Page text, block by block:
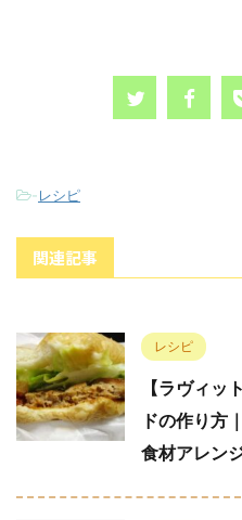
-レシピ
関連記事
レシピ
【ラヴィッ
ドの作り方
食材アレン